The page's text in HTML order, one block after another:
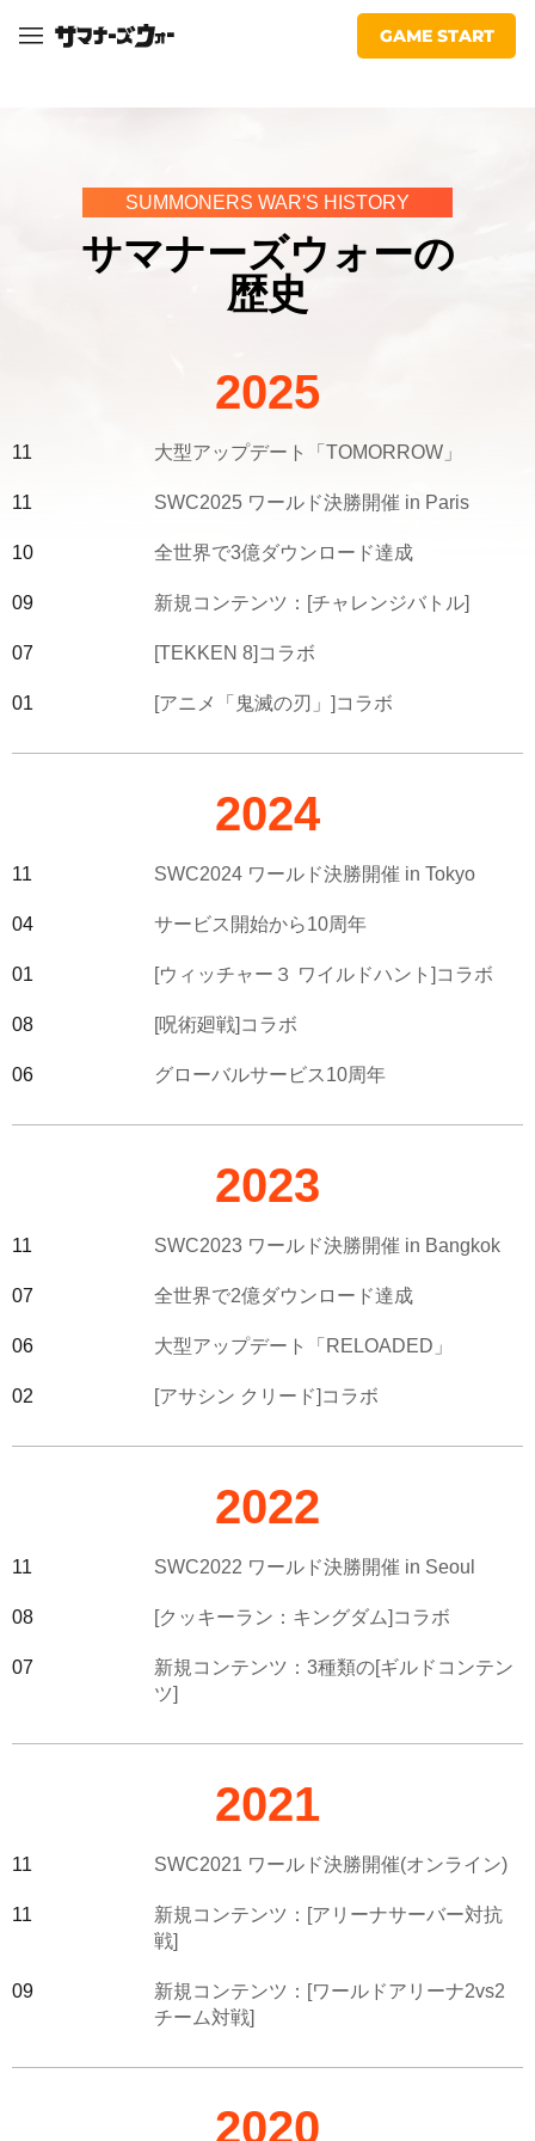
ナ
GAME START
SUMMONERS WAR'S HISTORY
サマナーズウォーの
歴史
2025
11 大型アップデート「TOMORROW」
11 SWC2025 ワールド決勝開催 in Paris
10 全世界で3億ダウンロード達成
09 新規コンテンツ：[チャレンジバトル]
07 [TEKKEN 8]コラボ
01 [アニメ「鬼滅の刃」]コラボ
2024
11 SWC2024 ワールド決勝開催 in Tokyo
04 サービス開始から10周年
01 [ウィッチャー３ ワイルドハント]コラボ
08 [呪術廻戦]コラボ
06 グローバルサービス10周年
2023
11 SWC2023 ワールド決勝開催 in Bangkok
07 全世界で2億ダウンロード達成
06 大型アップデート「RELOADED」
02 [アサシン クリード]コラボ
2022
11 SWC2022 ワールド決勝開催 in Seoul
08 [クッキーラン：キングダム]コラボ
07
新規コンテンツ：3種類の[ギルドコンテン
ツ]
2021
11 SWC2021 ワールド決勝開催(オンライン)
11
新規コンテンツ：[アリーナサーバー対抗
戦]
09
新規コンテンツ：[ワールドアリーナ2vs2
チーム対戦]
2020